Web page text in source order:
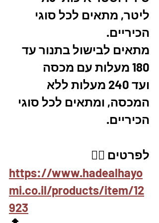
ליטר, מתאים לכל סוגי
הכיריים.
מתאים לבישול בתנור עד
180 מעלות עם מכסה
ועד 240 מעלות ללא
המכסה, ומתאים לכל סוגי
הכיריים.
לפרטים 👇🏼
https://www.hadealhayo
mi.co.il/products/item/12
923